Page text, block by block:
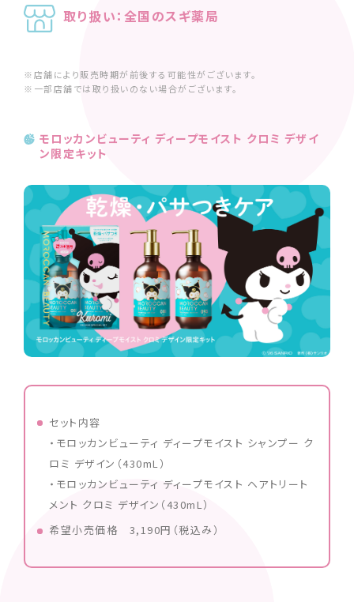
取り扱い：全国のスギ薬局
※店舗により販売時期が前後する可能性がございます。
※一部店舗では取り扱いのない場合がございます。
モロッカンビューティ ディープモイスト クロミ デザイ
ン限定キット
セット内容
・モロッカンビューティ ディープモイスト シャンプー ク
ロミ デザイン（430mL）
・モロッカンビューティ ディープモイスト ヘアトリート
メント クロミ デザイン（430mL）
希望小売価格 3,190円（税込み）